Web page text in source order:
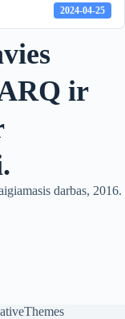
2024-04-25
ir
darbas, 2016.